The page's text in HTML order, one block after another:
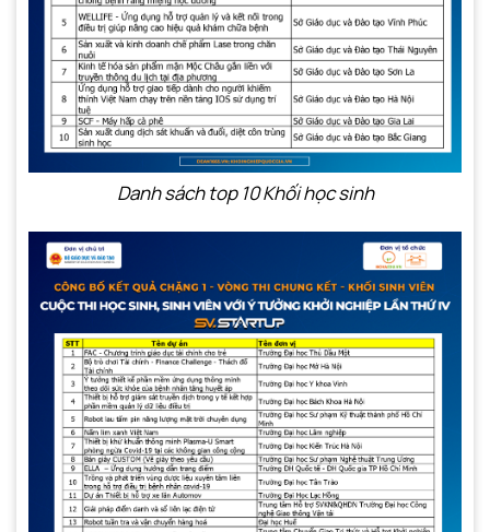
Danh sách top 10 Khối học sinh